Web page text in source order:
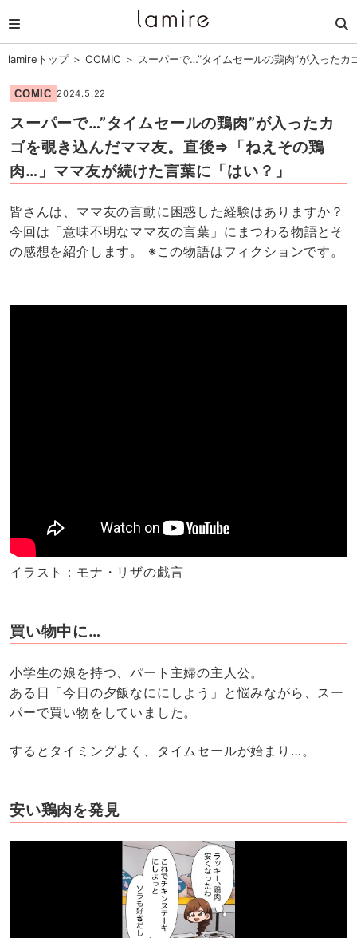
lamireトップ＞ COMIC ＞ スーパーで…”タイムセールの鶏肉”が入った
COMIC 2024.5.22
スーパーで…”タイムセールの鶏肉”が入ったカ
ゴを覗き込んだママ友。直後⇒「ねえその鶏
肉…」ママ友が続けた言葉に「はい？」
皆さんは、ママ友の言動に困惑した経験はありますか？
今回は「意味不明なママ友の言葉」にまつわる物語とそ
の感想を紹介します。 ※この物語はフィクションです。
イラスト：モナ・リザの戯言
買い物中に…
小学生の娘を持つ、パート主婦の主人公。
ある日「今日の夕飯なににしよう」と悩みながら、スー
パーで買い物をしていました。
するとタイミングよく、タイムセールが始まり…。
安い鶏肉を発見